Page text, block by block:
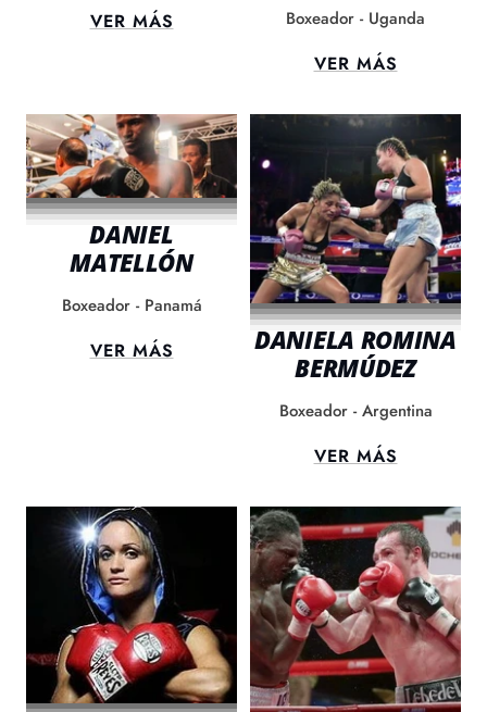
VER MÁS Boxeador - Uganda
VER MÁS
DANIEL
MATELLÓN
Boxeador - Panamá
VER MÁS
DANIELA ROMINA
BERMÚDEZ
Boxeador - Argentina
VER MÁS